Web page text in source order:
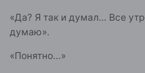
«Да? Я так и думал… Все
думаю».
«Понятно…»